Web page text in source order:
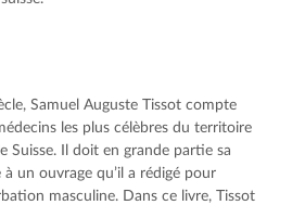
Samuel Auguste Tissot compte
les plus célèbres du territoire
Suisse. Il doit en grande partie sa
à un ouvrage qu’il a rédigé pour
masculine. Dans ce livre, Tissot